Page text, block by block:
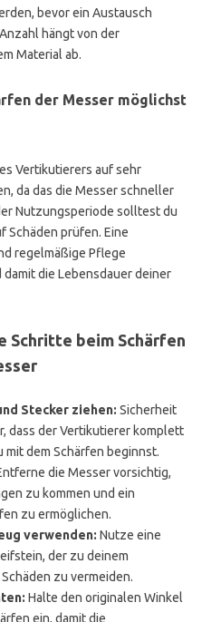
bevor ein Austausch
hängt von der
Material ab.
der Messer möglichst
Vertikutierers auf sehr
da das die Messer schneller
Nutzungsperiode solltest du
Schäden prüfen. Eine
regelmäßige Pflege
die Lebensdauer deiner
Schritte beim Schärfen
Stecker ziehen: Sicherheit
dass der Vertikutierer komplett
mit dem Schärfen beginnst.
die Messer vorsichtig,
zu kommen und ein
zu ermöglichen.
verwenden: Nutze eine
der zu deinem
zu vermeiden.
Halte den originalen Winkel
ein, damit die